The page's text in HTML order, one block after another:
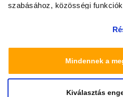
szabásához, közösségi
média-, hirdető- és elemező
amelyeket Ön adott meg
használt más szolgáltatásokból
Mindennek a
Kiválasztás